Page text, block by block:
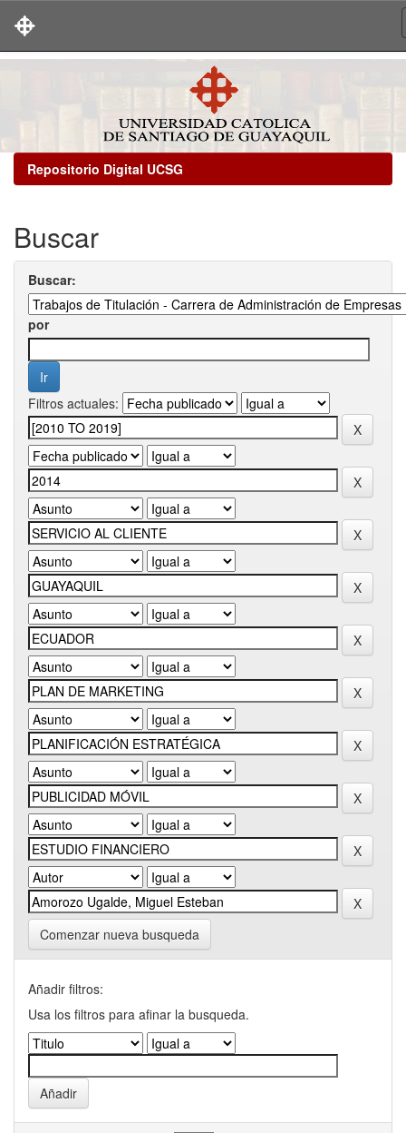
Repositorio Digital UCSG
Buscar
Buscar:
por
Filtros actuales:
Comenzar nueva busqueda
Añadir filtros:
Usa los filtros para afinar la busqueda.